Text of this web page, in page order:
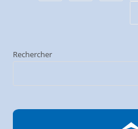
Rechercher